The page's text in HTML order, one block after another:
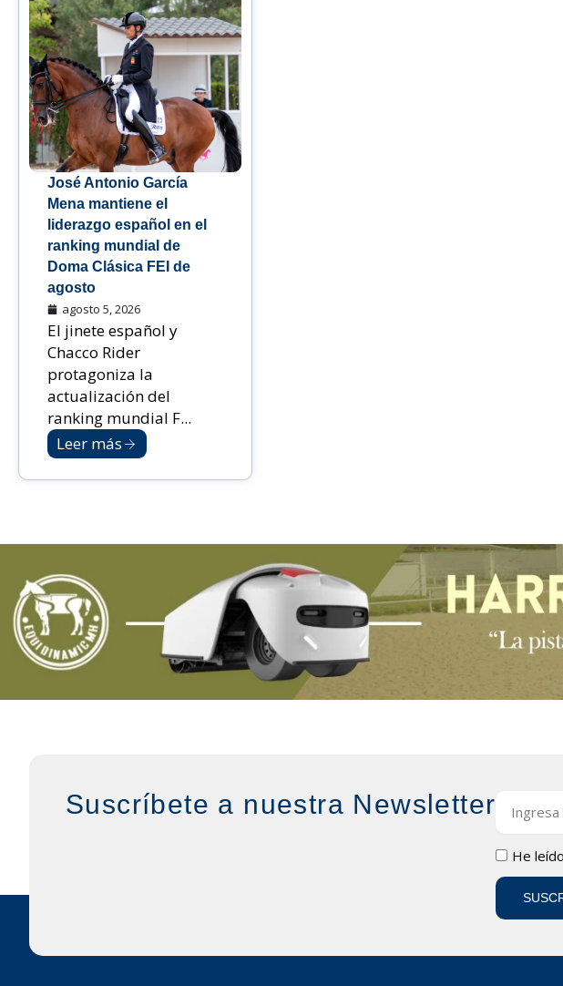
José Antonio García
Mena mantiene el
liderazgo español en el
ranking mundial de
Doma Clásica FEI de
agosto
agosto 5, 2026
El jinete español y
Chacco Rider
protagoniza la
actualización del
ranking mundial F...
Leer más
Suscríbete a nuestra Newsletter
LOPD
He